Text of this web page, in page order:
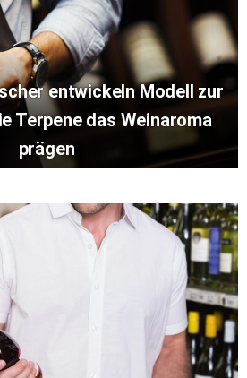
entwickeln Modell zur
Terpene das Weinaroma
prägen